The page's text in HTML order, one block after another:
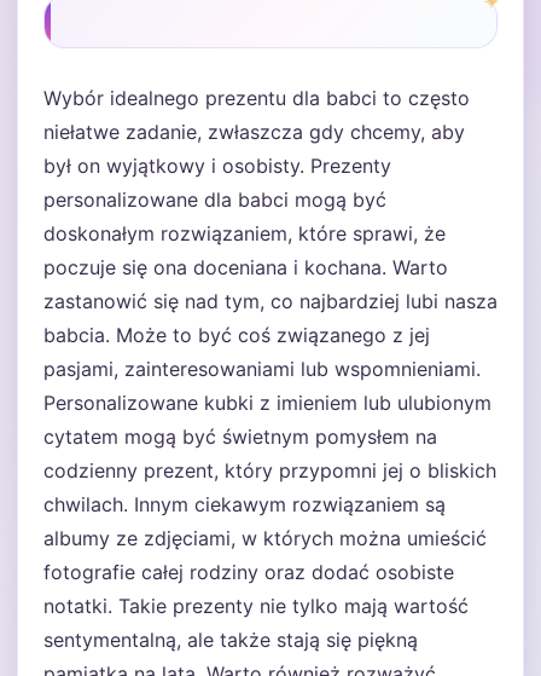
Wybór idealnego prezentu dla babci to często
niełatwe zadanie, zwłaszcza gdy chcemy, aby
był on wyjątkowy i osobisty. Prezenty
personalizowane dla babci mogą być
doskonałym rozwiązaniem, które sprawi, że
poczuje się ona doceniana i kochana. Warto
zastanowić się nad tym, co najbardziej lubi nasza
babcia. Może to być coś związanego z jej
pasjami, zainteresowaniami lub wspomnieniami.
Personalizowane kubki z imieniem lub ulubionym
cytatem mogą być świetnym pomysłem na
codzienny prezent, który przypomni jej o bliskich
chwilach. Innym ciekawym rozwiązaniem są
albumy ze zdjęciami, w których można umieścić
fotografie całej rodziny oraz dodać osobiste
notatki. Takie prezenty nie tylko mają wartość
sentymentalną, ale także stają się piękną